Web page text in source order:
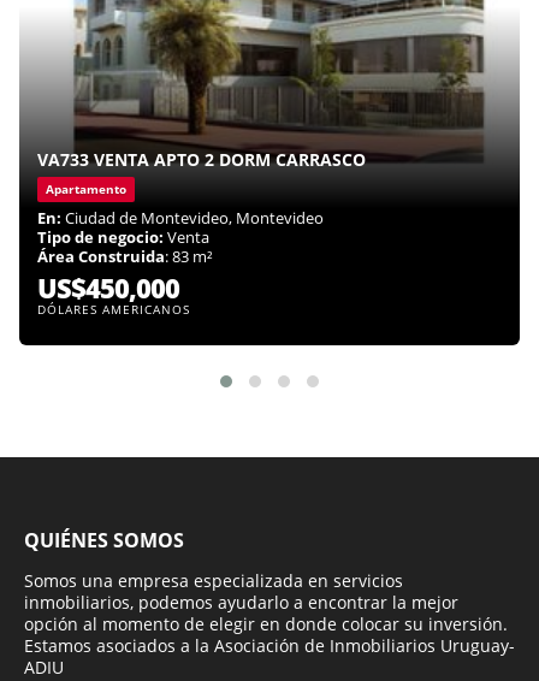
VA733 VENTA APTO 2 DORM CARRASCO
Apartamento
En: Ciudad de Montevideo, Montevideo
Tipo de negocio: Venta
Área Construida: 83 m²
US$450,000
DÓLARES AMERICANOS
QUIÉNES SOMOS
Somos una empresa especializada en servicios
inmobiliarios, podemos ayudarlo a encontrar la mejor
opción al momento de elegir en donde colocar su inversión.
Estamos asociados a la Asociación de Inmobiliarios Uruguay-
ADIU